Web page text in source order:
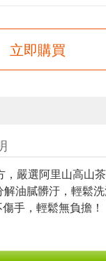
立即購買
嚴選阿里山高山
油膩髒汙，輕鬆洗
手，輕鬆無負擔！